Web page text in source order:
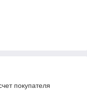
покупателя